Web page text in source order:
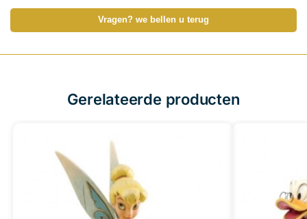
Vragen? we bellen u terug
Gerelateerde producten